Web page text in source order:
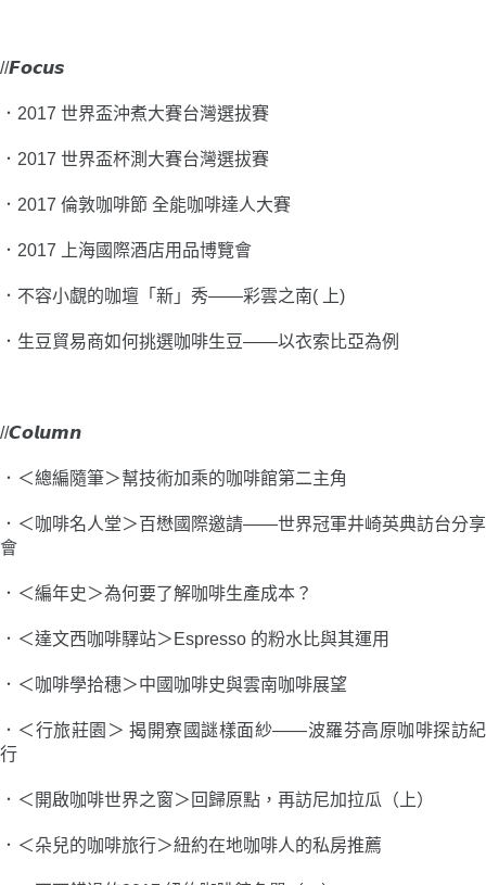
//𝙁𝙤𝙘𝙪𝙨
． 2017 世界盃沖煮大賽台灣選拔賽
． 2017 世界盃杯測大賽台灣選拔賽
． 2017 倫敦咖啡節 全能咖啡達人大賽
． 2017 上海國際酒店用品博覽會
． 不容小覷的咖壇「新」秀——彩雲之南( 上)
． 生豆貿易商如何挑選咖啡生豆——以衣索比亞為例
//𝘾𝙤𝙡𝙪𝙢𝙣
．＜總編隨筆＞幫技術加乘的咖啡館第二主角
．＜咖啡名人堂＞百懋國際邀請——世界冠軍井崎英典訪台分享
會
．＜編年史＞為何要了解咖啡生產成本？
．＜達文西咖啡驛站＞Espresso 的粉水比與其運用
．＜咖啡學拾穗＞中國咖啡史與雲南咖啡展望
．＜行旅莊園＞ 揭開寮國謎樣面紗——波羅芬高原咖啡探訪紀
行
．＜開啟咖啡世界之窗＞回歸原點，再訪尼加拉瓜（上）
．＜朵兒的咖啡旅行＞紐約在地咖啡人的私房推薦